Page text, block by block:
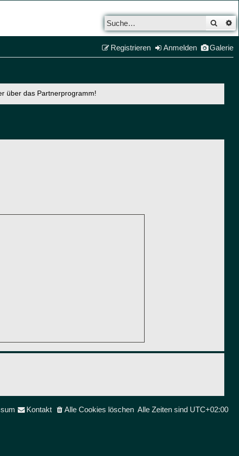
Galerie
Anmelden
Registrieren
über das Partnerprogramm!
Alle Zeiten sind UTC+02:00
Alle Cookies löschen
Kontakt